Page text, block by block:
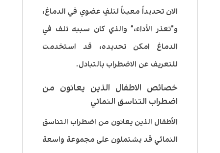
الان تحديداً معيناً لتلفٍ عضوي في الدماغ،
و”تعذر الأداء،” والذي كان سببه تلف في
الدماغ امكن تحديده، قد استخدمت
للتعريف عن الاضطراب بالتبادل.
خصائص الاطفال الذين يعانون من
اضطراب التناسق النمائي
الأطفال الذين يعانون من اضطراب التناسق
النمائي قد يشتملون على مجموعة واسعة